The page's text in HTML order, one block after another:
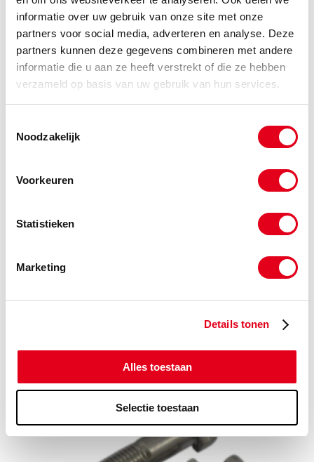
informatie over uw gebruik van onze site met onze
partners voor social media, adverteren en analyse. Deze
partners kunnen deze gegevens combineren met andere
informatie die u aan ze heeft verstrekt of die ze hebben
verzameld op basis van uw gebruik van hun services.
Noodzakelijk
Voorkeuren
Statistieken
Marketing
Details tonen
Alles toestaan
Selectie toestaan
nycr16
PA Carrosseriering M16x50x3.0
DIN9021
Info Stuks
-
Gerelateerde categorieën voor Nylon